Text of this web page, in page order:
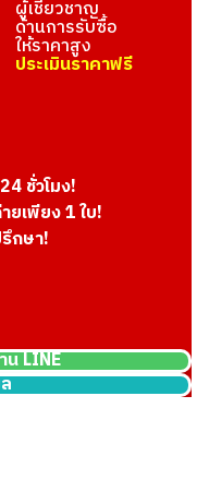
ผู้เชี่ยวชาญ
ด้านการรับซื้อ
ให้ราคาสูง
ประเมินราคาฟรี
ชั่วโมง!
ยเพียง 1 ใบ!
กษา!
น LINE